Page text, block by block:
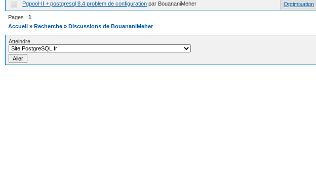
Pgpool-II + postgresql 8.4 problem de configuration par BouananiMeher Optimisation
Pages : 1
Accueil » Recherche » Discussions de BouananiMeher
Atteindre